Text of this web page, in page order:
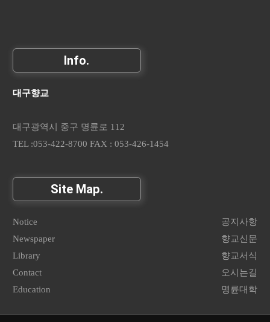
Info.
대구향교
대구광역시 중구 명륜로 112
TEL :053-422-8700 FAX : 053-426-1454
Site Map.
Notice
공지사항
Newspaper
향교신문
Library
향교서식
Contact
오시는길
Education
명륜대학